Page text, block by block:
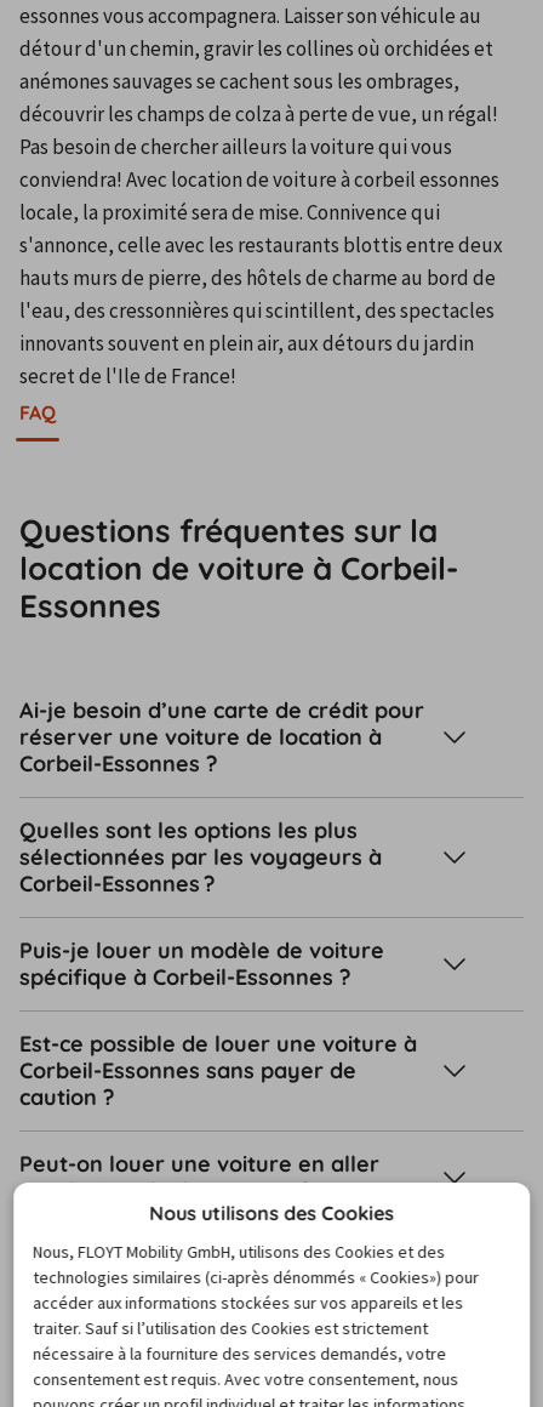
essonnes vous accompagnera. Laisser son véhicule au
détour d'un chemin, gravir les collines où orchidées et
anémones sauvages se cachent sous les ombrages,
découvrir les champs de colza à perte de vue, un régal!
Pas besoin de chercher ailleurs la voiture qui vous
conviendra! Avec location de voiture à corbeil essonnes
locale, la proximité sera de mise. Connivence qui
s'annonce, celle avec les restaurants blottis entre deux
hauts murs de pierre, des hôtels de charme au bord de
l'eau, des cressonnières qui scintillent, des spectacles
innovants souvent en plein air, aux détours du jardin
secret de l'Ile de France!
FAQ
Questions fréquentes sur la
location de voiture à Corbeil-
Essonnes
Ai-je besoin d’une carte de crédit pour
réserver une voiture de location à
Corbeil-Essonnes ?
Quelles sont les options les plus
sélectionnées par les voyageurs à
Corbeil-Essonnes ?
Puis-je louer un modèle de voiture
spécifique à Corbeil-Essonnes ?
Est-ce possible de louer une voiture à
Corbeil-Essonnes sans payer de
caution ?
Peut-on louer une voiture en aller
simple à Corbeil-Essonnes ?
Comment annuler votre location de
voiture à Corbeil-Essonnes ?
De quels documents ai-je besoin lors
de la prise en charge de ma voiture de
Nous utilisons des Cookies
Nous, FLOYT Mobility GmbH, utilisons des Cookies et des
technologies similaires (ci-après dénommés « Cookies») pour
accéder aux informations stockées sur vos appareils et les
traiter. Sauf si l’utilisation des Cookies est strictement
nécessaire à la fourniture des services demandés, votre
consentement est requis. Avec votre consentement, nous